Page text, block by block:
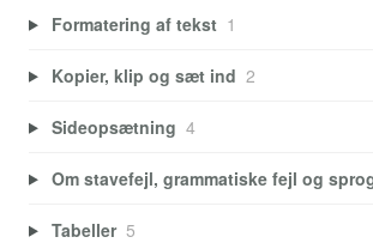
Formatering af tekst 1
Kopier, klip og sæt ind 2
Sideopsætning 4
Om stavefejl, grammatiske fejl og
Tabeller 5